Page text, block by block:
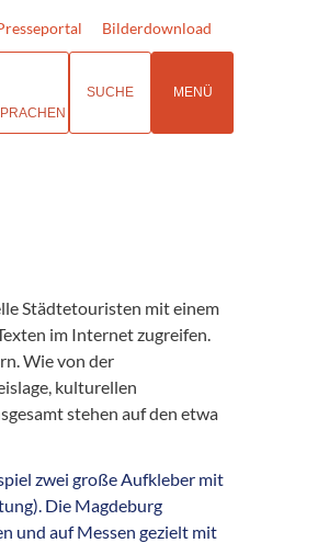
Bilderdownload
SUCHE MENÜ
Städtetouristen mit einem
im Internet zugreifen.
Wie von der
kulturellen
stehen auf den etwa
zwei große Aufkleber mit
Die Magdeburg
und auf Messen gezielt mit